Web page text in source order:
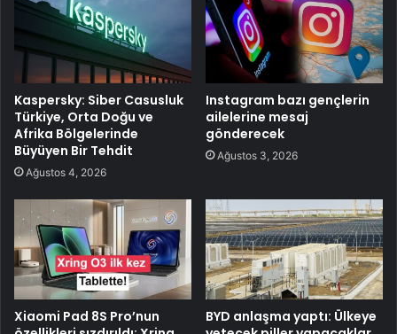
Kaspersky: Siber Casusluk
Türkiye, Orta Doğu ve
Afrika Bölgelerinde
Büyüyen Bir Tehdit
Ağustos 4, 2026
Instagram bazı gençlerin
ailelerine mesaj
gönderecek
Ağustos 3, 2026
Xiaomi Pad 8S Pro’nun
BYD anlaşma yaptı: Ülkeye